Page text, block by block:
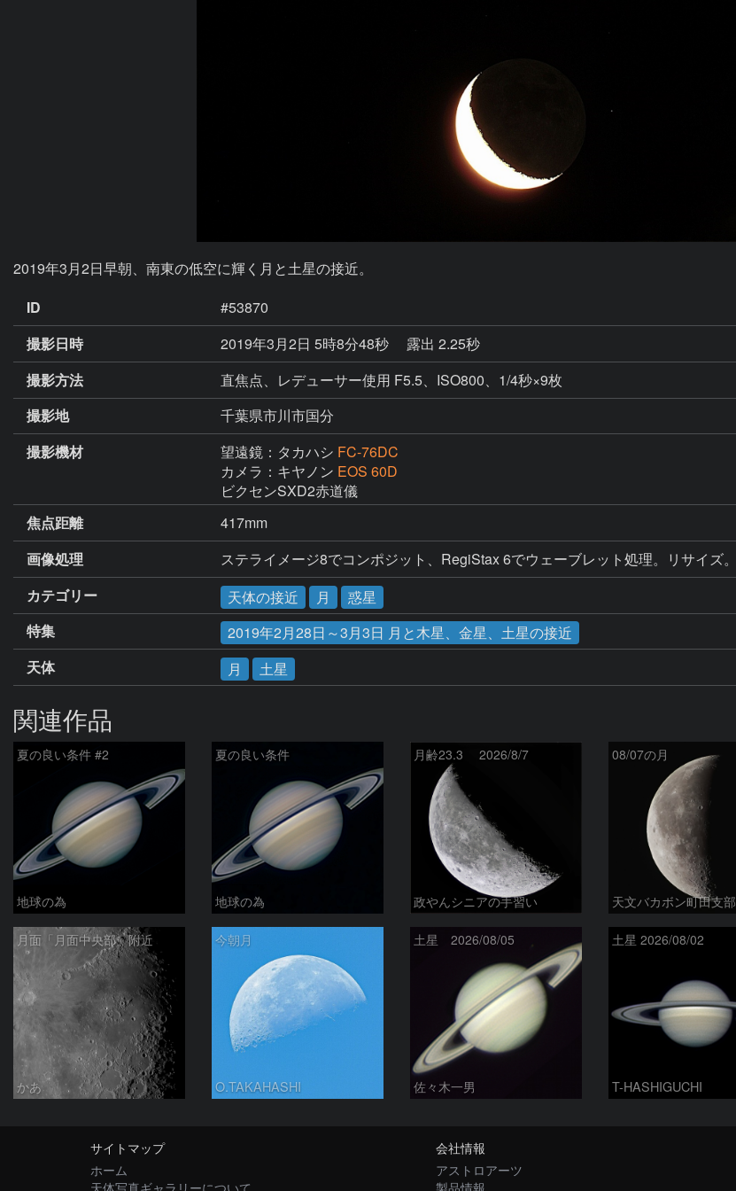
2019年3月2日早朝、南東の低空に輝く月と土星の接近。
ID
#53870
撮影日時
2019年3月2日 5時8分48秒
露出 2.25秒
撮影方法
直焦点、レデューサー使用 F5.5、ISO800、1/4秒×9枚
撮影地
千葉県市川市国分
撮影機材
望遠鏡：タカハシ FC-76DC
カメラ：キヤノン EOS 60D
ビクセンSXD2赤道儀
焦点距離
417mm
画像処理
ステライメージ8でコンポジット、RegiStax 6でウェーブレット処理。リサイズ。
カテゴリー
天体の接近 月
惑星
特集
2019年2月28日～3月3日 月と木星、金星、土星の接近
天体
月 土星
関連作品
夏の良い条件 #2
地球の為
夏の良い条件
地球の為
月齢23.3 2026/8/7
政やんシニアの手習い
08/07の月
天文バカボン町田支部
月面「月面中央部」附近
かあ
今朝月
O.TAKAHASHI
土星 2026/08/05
佐々木一男
土星 2026/08/02
T-HASHIGUCHI
サイトマップ
ホーム
天体写真ギャラリーについて
会社情報
アストロアーツ
製品情報